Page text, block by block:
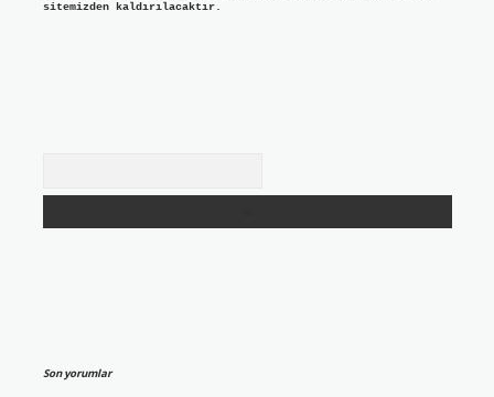
sitemizden kaldırılacaktır.
Son yorumlar